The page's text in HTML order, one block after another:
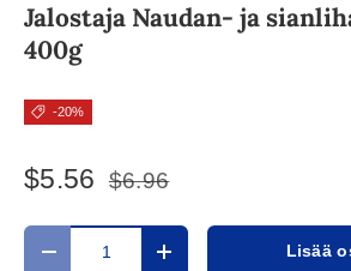
Jalostaja Naudan- ja
400g
-20%
$5.56 $6.96
Määrä
Translation missing:Translation missing:
Lisää